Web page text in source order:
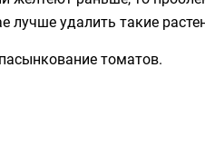
лучше удалить такие
томатов.